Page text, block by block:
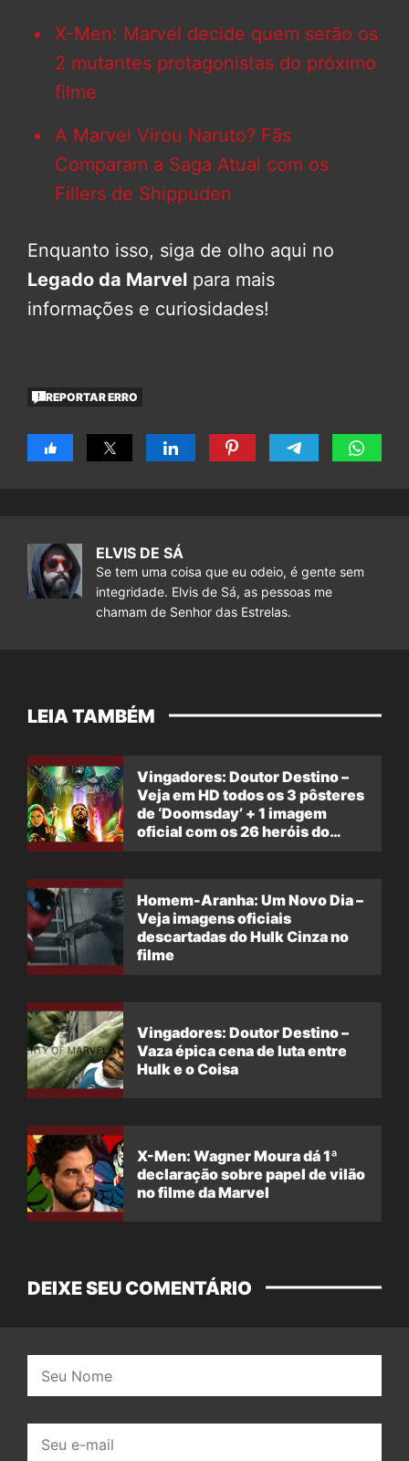
X-Men: Marvel decide quem serão os
2 mutantes protagonistas do próximo
filme
A Marvel Virou Naruto? Fãs
Comparam a Saga Atual com os
Fillers de Shippuden
Enquanto isso, siga de olho aqui no
Legado da Marvel para mais
informações e curiosidades!
REPORTAR ERRO
ELVIS DE SÁ
Se tem uma coisa que eu odeio, é gente sem
integridade. Elvis de Sá, as pessoas me
chamam de Senhor das Estrelas.
LEIA TAMBÉM
Vingadores: Doutor Destino –
Veja em HD todos os 3 pôsteres
de ‘Doomsday’ + 1 imagem
oficial com os 26 heróis do
Homem-Aranha: Um Novo Dia –
Veja imagens oficiais
descartadas do Hulk Cinza no
filme
Vingadores: Doutor Destino –
Vaza épica cena de luta entre
Hulk e o Coisa
X-Men: Wagner Moura dá 1ª
declaração sobre papel de vilão
no filme da Marvel
DEIXE SEU COMENTÁRIO
mail: